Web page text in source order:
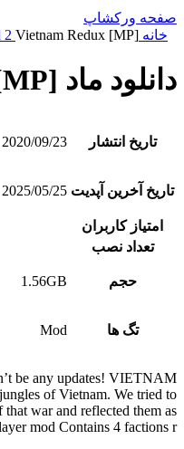
صفحه ورکشاپ
خانه
2 Vietnam Redux [MP]
دانلود ماد Vietnam Redux [MP]
تاریخ انتشار 2020/09/23
تاریخ آخرین آپدیت 2025/05/25
امتیاز کاربران
تعداد نصب
حجم 1.56GB
تگ ها Mod
be any updates! VIETNAM
of Vietnam. We tried to
war and reflected them as
mod Contains 4 factions r